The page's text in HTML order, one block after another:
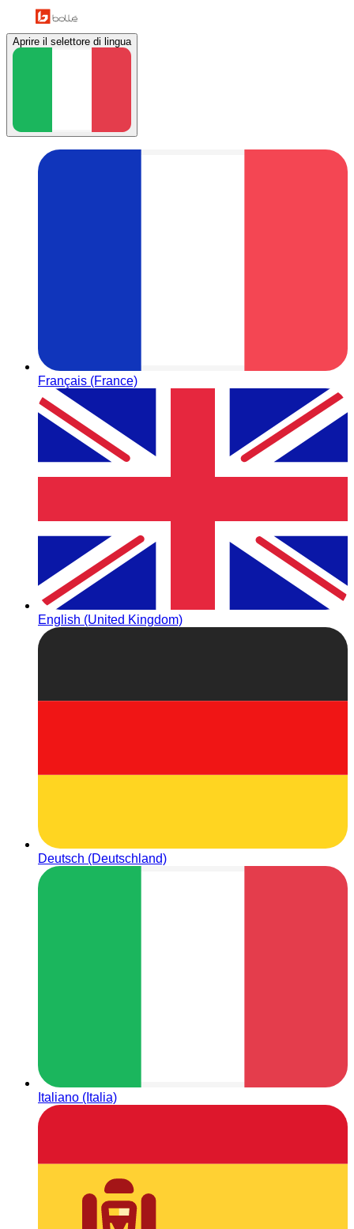
Aprire il selettore di lingua
Français (France)
English (United Kingdom)
Deutsch (Deutschland)
Italiano (Italia)